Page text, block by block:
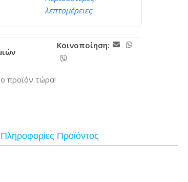
λεπτομέρειες
Κοινοποίηση:
προϊόν τώρα!
Πληροφορίες Προϊόντος